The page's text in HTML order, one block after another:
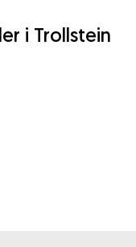
i Trollstein